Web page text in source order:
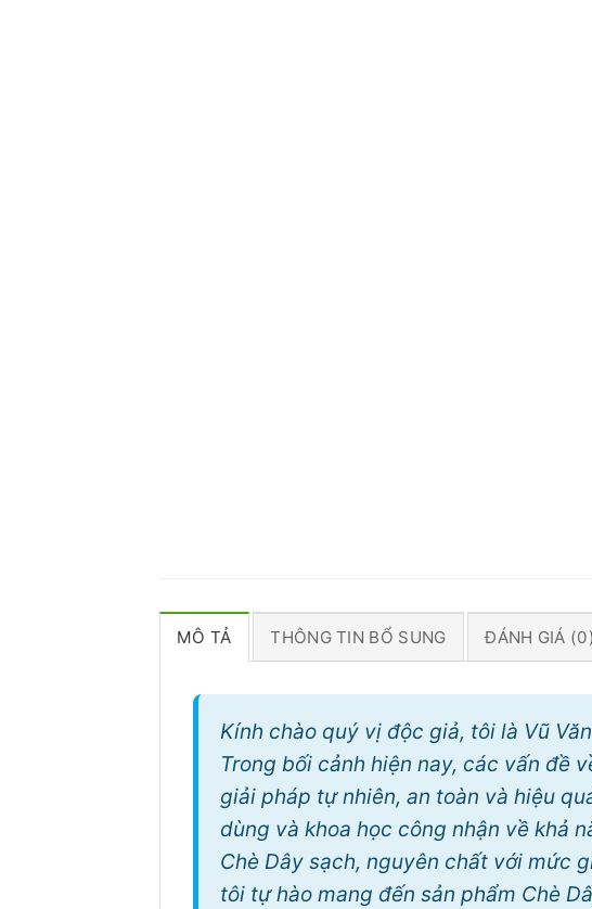
MÔ TẢ THÔNG TIN BỔ SUNG ĐÁNH GIÁ (0)
Kính chào quý vị độc giả, tôi là Vũ
Trong bối cảnh hiện nay, các vấn đề
giải pháp tự nhiên, an toàn và hiệu
dùng và khoa học công nhận về khả
Chè Dây sạch, nguyên chất với mức
tôi tự hào mang đến sản phẩm Chè